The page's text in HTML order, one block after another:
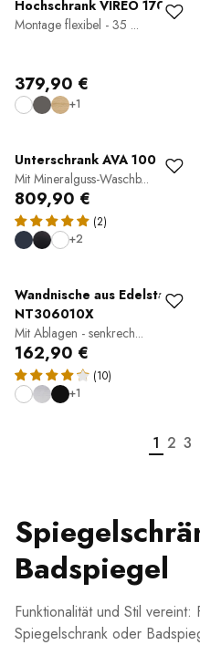
Hochschrank VIREO 170 cm
Montage flexibel - 35 ...
379,90 €
+1
Unterschrank AVA 100 cm
Mit Mineralguss-Waschb...
809,90 €
(2)
+2
Wandnische aus Edelstahl
NT306010X
Mit Ablagen - senkrech...
162,90 €
(10)
+1
1 2 3
Badspiegel
Funktionalität und Stil
Spiegelschrank oder